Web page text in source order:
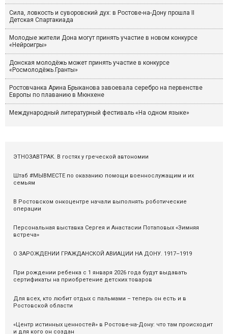
Сила, ловкость и суворовский дух: в Ростове-на-Дону прошла II
Детская Спартакиада
Молодые жители Дона могут принять участие в новом конкурсе
«Нейроигры»
Донская молодёжь может принять участие в конкурсе
«Росмолодёжь.Гранты»
Ростовчанка Арина Брыканова завоевала серебро на первенстве
Европы по плаванию в Мюнхене
Международный литературный фестиваль «На одном языке»
ЭТНОЗАВТРАК. В гостях у греческой автономии
Штаб #МЫВМЕСТЕ по оказанию помощи военнослужащим и их
семьям
В Ростовском онкоцентре начали выполнять роботические
операции
Персональная выставка Сергея и Анастасии Потаповых «Зимняя
встреча»
О ЗАРОЖДЕНИИ ГРАЖДАНСКОЙ АВИАЦИИ НА ДОНУ. 1917–1919
При рождении ребенка с 1 января 2026 года будут выдавать
сертификаты на приобретение детских товаров
Для всех, кто любит отдых с пальмами – теперь он есть и в
Ростовской области
«Центр истинных ценностей» в Ростове-на-Дону: что там происходит
и для кого он создан